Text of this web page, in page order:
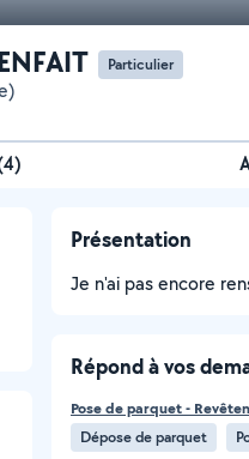
Particulier
4)
Présentation
Je n'ai pas encore
Répond à vos
Pose de parquet -
Dépose de parquet